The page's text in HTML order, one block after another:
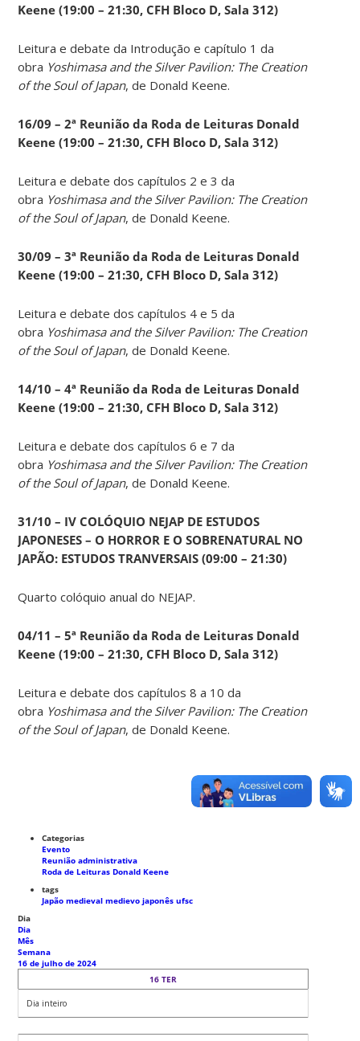
Keene (19:00 – 21:30, CFH Bloco D, Sala 312)
Leitura e debate da Introdução e capítulo 1 da
obra Yoshimasa and the Silver Pavilion: The Creation
of the Soul of Japan, de Donald Keene.
16/09 – 2ª Reunião da Roda de Leituras Donald
Keene (19:00 – 21:30, CFH Bloco D, Sala 312)
Leitura e debate dos capítulos 2 e 3 da
obra Yoshimasa and the Silver Pavilion: The Creation
of the Soul of Japan, de Donald Keene.
30/09 – 3ª Reunião da Roda de Leituras Donald
Keene (19:00 – 21:30, CFH Bloco D, Sala 312)
Leitura e debate dos capítulos 4 e 5 da
obra Yoshimasa and the Silver Pavilion: The Creation
of the Soul of Japan, de Donald Keene.
14/10 – 4ª Reunião da Roda de Leituras Donald
Keene (19:00 – 21:30, CFH Bloco D, Sala 312)
Leitura e debate dos capítulos 6 e 7 da
obra Yoshimasa and the Silver Pavilion: The Creation
of the Soul of Japan, de Donald Keene.
31/10 – IV COLÓQUIO NEJAP DE ESTUDOS
JAPONESES – O HORROR E O SOBRENATURAL NO
JAPÃO: ESTUDOS TRANVERSAIS (09:00 – 21:30)
Quarto colóquio anual do NEJAP.
04/11 – 5ª Reunião da Roda de Leituras Donald
Keene (19:00 – 21:30, CFH Bloco D, Sala 312)
Leitura e debate dos capítulos 8 a 10 da
obra Yoshimasa and the Silver Pavilion: The Creation
of the Soul of Japan, de Donald Keene.
Categorias
Evento
Reunião administrativa
Roda de Leituras Donald Keene
tags
Japão medievalmedievo japonêsufsc
Dia
Dia
Mês
Semana
16 de julho de 2024
16 TER
Dia inteiro